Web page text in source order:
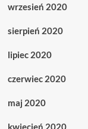
wrzesień 2020
sierpień 2020
lipiec 2020
czerwiec 2020
maj 2020
kwiecień 2020